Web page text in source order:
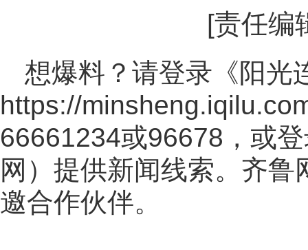
[责任编
想爆料？请登录《阳光
https://
66661234或96678，或
网 ）提供新闻线索。齐鲁
邀合作伙伴。